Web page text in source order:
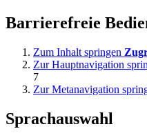
Barrierefreie
Zum Inhalt springen
Zur Hauptnavigation
7
Zur Metanavigation
Sprachauswahl